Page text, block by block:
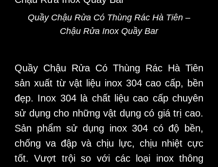
Quầy Chậu Rửa Có Thùng Rác Hà Tiên –
Chậu Rửa Inox Quầy Bar
Quầy Chậu Rửa Có Thùng Rác Hà Tiên
sản xuất từ vật liệu inox 304 cao cấp, bền
đẹp. Inox 304 là chất liệu cao cấp chuyên
sử dụng cho những vật dụng có giá trị cao.
Sản phẩm sử dụng inox 304 có độ bền,
chống va đập và chịu lực, chịu nhiệt cực
tốt. Vượt trội so với các loại inox thông